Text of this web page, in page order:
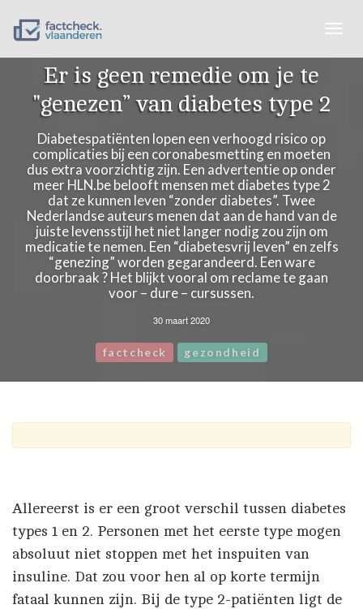
Er is geen remedie om je te
"genezen” van diabetes type 2
Diabetespatiënten lopen een verhoogd risico op
complicaties bij een coronabesmetting en moeten
dus extra voorzichtig zijn. Een advertentie op onder
meer HLN.be belooft mensen met diabetes type 2
dat ze kunnen leven “zonder diabetes”. Twee
Nederlandse auteurs menen dat aan de hand van de
juiste levensstijl het niet langer nodig zou zijn om
medicatie te nemen. Een “diabetesvrij leven” en zelfs
“genezing” worden gegarandeerd. Een ware
doorbraak ? Het blijkt vooral om reclame te gaan
voor – dure – cursussen.
30 maart 2020
factcheck gezondheid
Allereerst is er een groot verschil tussen diabetes
types 1 en 2. Personen met het eerste type mogen
absoluut niet stoppen met het inspuiten van
insuline. Dat zou voor hen al op korte termijn
fataal kunnen zijn. Bij de type 2-patiënten ligt de